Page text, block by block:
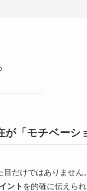
「モチベーシ
だけではありません。
ント を的確に伝えられ